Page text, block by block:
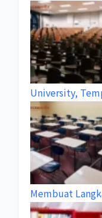
University,
Membuat